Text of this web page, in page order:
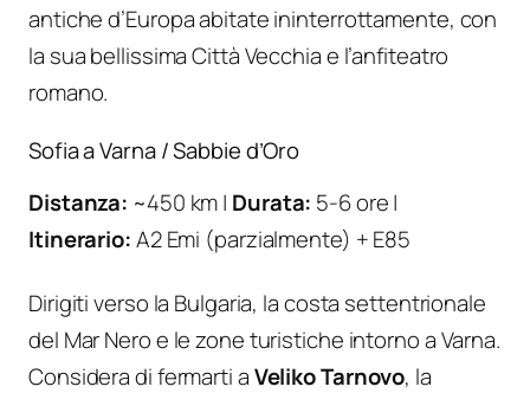
antiche d’Europa abitate ininterrottamente, con
la sua bellissima Città Vecchia e l’anfiteatro
romano.
Sofia a Varna / Sabbie d’Oro
Distanza: ~450 km | Durata: 5-6 ore |
Itinerario:A2 Emi (parzialmente) + E85
Dirigiti verso la Bulgaria, la costa settentrionale
del Mar Nero e le zone turistiche intorno a Varna.
Considera di fermarti aVeliko Tarnovo, la